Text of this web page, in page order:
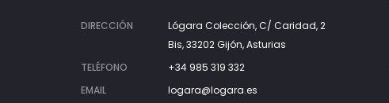
DIRECCIÓN
Lógara Colección, C/ Caridad, 2
Bis, 33202 Gijón, Asturias
TELÉFONO
+34 985 319 332
EMAIL
logara@logara.es